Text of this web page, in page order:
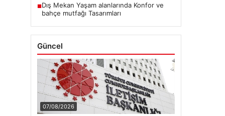
■Dış Mekan Yaşam alanlarında Konfor ve
bahçe mutfağı Tasarımları
Güncel
07/08/2026